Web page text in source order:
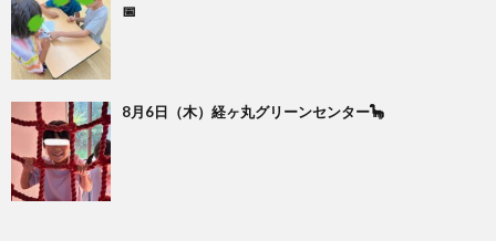
📅
8月6日（木）経ヶ丸グリーンセンター🦕